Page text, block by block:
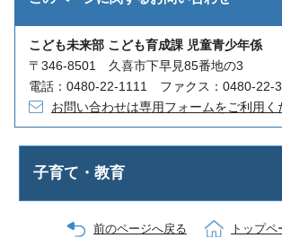
こども未来部 こども育成課 児童青少年係
〒346-8501 久喜市下早見85番地の3
電話：0480-22-1111 ファクス：0480-22-
お問い合わせは専用フォームをご利用く
子育て・教育
前のページへ戻る トップペ